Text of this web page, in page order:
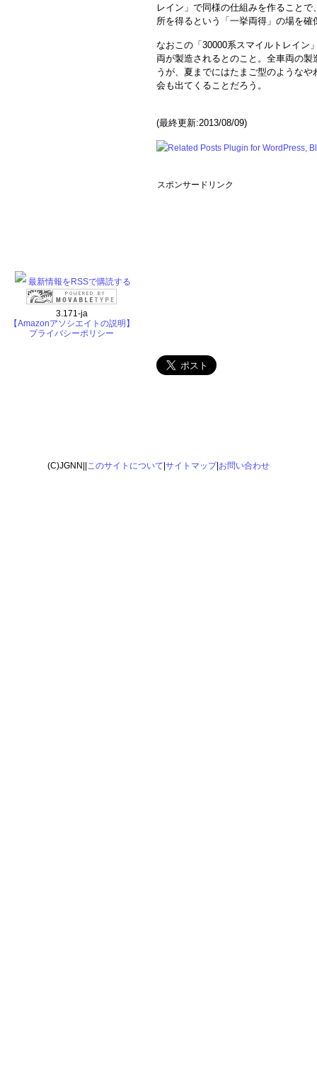
レイン」で同様の仕組みを作ること
所を得るという「一挙両得」の場を
なおこの「30000系スマイルトレイン
両が製造されるとのこと。全車両の
うが、夏までにはたまご型のような
会も出てくることだろう。
(最終更新:2013/08/09)
スポンサードリンク
最新情報をRSSで購読する
3.171-ja
【Amazonアソシエイトの説明】
プライバシーポリシー
(C)JGNN|| このサイトについて サイトマップ| お問い合わせ